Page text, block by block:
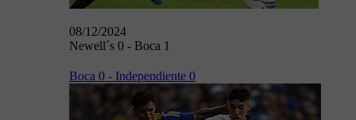
08/12/2024
Newell´s 0 - Boca 1
Boca 0 - Independiente 0